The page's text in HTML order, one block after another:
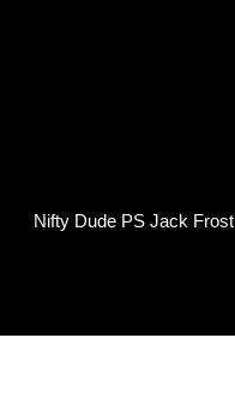
Nifty Dude PS Jack Frost